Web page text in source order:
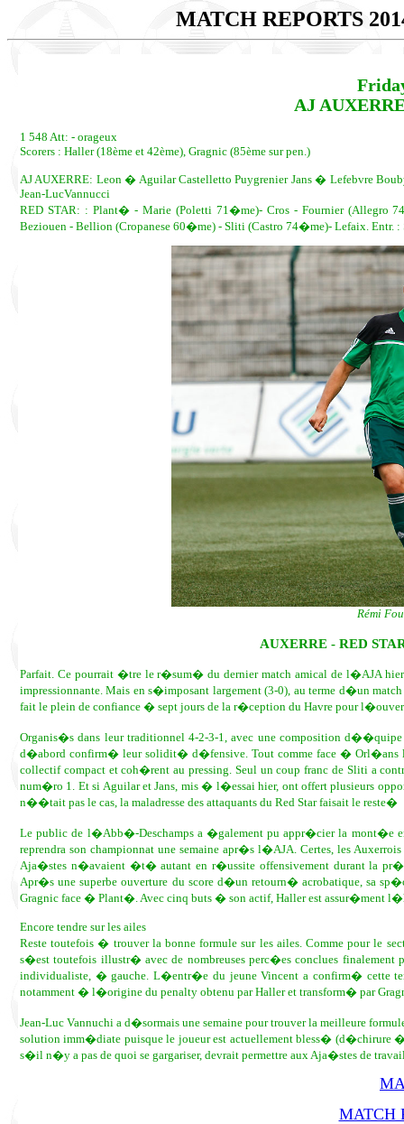
MATCH REPORTS
AJ
1 548 Att: - orageux
Scorers : Haller (18ème et 42ème), Gragnic (85ème sur pen.)
AJ AUXERRE: Leon � Aguilar Castelletto Puygrenier Jans � Lefebvre
Jean-LucVannucci
RED STAR: : Plant� - Marie (Poletti 71�me)- Cros - Fournier
Beziouen - Bellion (Cropanese 60�me) - Sliti (Castro 74�me)- Lefaix. Entr.
Rémi
AUXERRE - RED
Parfait. Ce pourrait �tre le r�sum� du dernier match amical de l�AJA
impressionnante. Mais en s�imposant largement (3-0), au terme d�un
fait le plein de confiance � sept jours de la r�ception du Havre pour
Organis�s dans leur traditionnel 4-2-3-1, avec une composition
d�abord confirm� leur solidit� d�fensive. Tout comme face � Orl�ans
collectif compact et coh�rent au pressing. Seul un coup franc de Sliti a
num�ro 1. Et si Aguilar et Jans, mis � l�essai hier, ont offert plusieurs
n��tait pas le cas, la maladresse des attaquants du Red Star faisait le reste�
Le public de l�Abb�-Deschamps a �galement pu appr�cier la mont�e
reprendra son championnat une semaine apr�s l�AJA. Certes, les
Aja�stes n�avaient �t� autant en r�ussite offensivement durant la
Apr�s une superbe ouverture du score d�un retourn� acrobatique, sa
Gragnic face � Plant�. Avec cinq buts � son actif, Haller est assur�ment
Encore tendre sur les ailes
Reste toutefois � trouver la bonne formule sur les ailes. Comme pour le
s�est toutefois illustr� avec de nombreuses perc�es conclues
individualiste, � gauche. L�entr�e du jeune Vincent a confirm� cette
notamment � l�origine du penalty obtenu par Haller et transform� par
Jean-Luc Vannuchi a d�sormais une semaine pour trouver la meilleure
solution imm�diate puisque le joueur est actuellement bless�
s�il n�y a pas de quoi se gargariser, devrait permettre aux Aja�stes de
MATCH